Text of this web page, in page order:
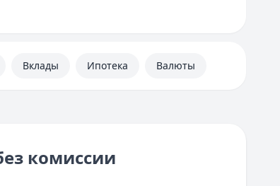
Вклады Ипотека Валюты
комиссии